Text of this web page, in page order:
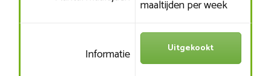
maaltijden per week
Informatie Uitgekookt